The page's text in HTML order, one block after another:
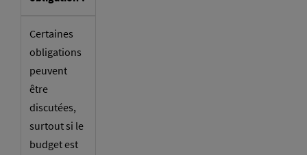
Certaines
obligations
peuvent
être
discutées,
surtout si le
budget est